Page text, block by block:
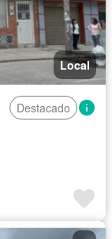
Local
Destacado